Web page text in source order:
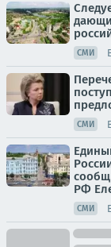
СМИ
СМИ
РФ
СМИ